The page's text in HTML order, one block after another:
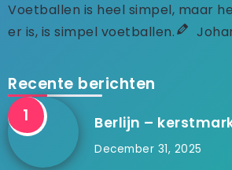
Voetballen is heel simpel, maar
er is, is simpel voetballen.
Recente berichten
Berlijn –
December 31, 2025